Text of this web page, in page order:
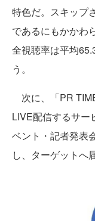
特色だ。スキップ
であるにもかかわ
全視聴率は平均
う。
次に、「PR
LIVE配信するサー
ベント・記者発表
し、ターゲットへ